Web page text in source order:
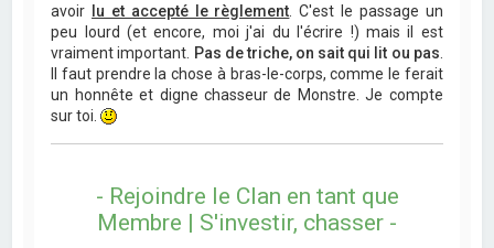
avoir lu et accepté le règlement . C'est le passage un
peu lourd (et encore, moi j'ai du l'écrire !) mais il est
vraiment important. Pas de triche, on sait qui lit ou pas
Il faut prendre la chose à bras-le-corps, comme le ferait
un honnête et digne chasseur de Monstre. Je compte
sur toi.
- Rejoindre le Clan en tant que
Membre | S'investir, chasser -